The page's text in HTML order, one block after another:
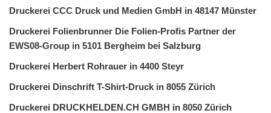
Druckerei CCC Druck und Medien GmbH in 48147 Münster
Druckerei Folienbrunner Die Folien-Profis Partner der
EWS08-Group in 5101 Bergheim bei Salzburg
Druckerei Herbert Rohrauer in 4400 Steyr
Druckerei Dinschrift T-Shirt-Druck in 8055 Zürich
Druckerei DRUCKHELDEN.CH GMBH in 8050 Zürich